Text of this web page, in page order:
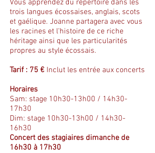
Vous apprendez du répertoire dans les
trois langues écossaises, anglais, scots
et gaélique. Joanne partagera avec vous
les racines et l'histoire de ce riche
héritage ainsi que les particularités
propres au style écossais.
Tarif : 75 € Inclut les entrée aux concerts
Horaires
Sam: stage 10h30-13h00 / 14h30-
17h30
Dim: stage 10h30-13h00 / 14h30-
16h30
Concert des stagiaires dimanche de
16h30 à 17h30